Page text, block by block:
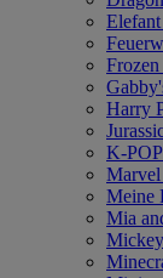
Harry
K-
Meine
Mia